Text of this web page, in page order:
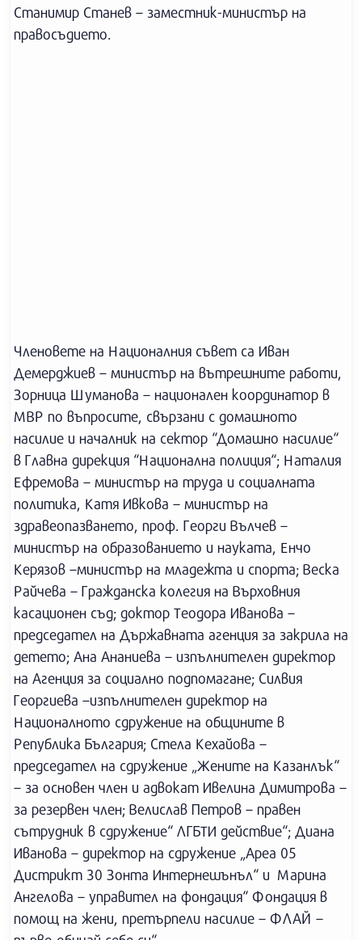
Станимир Станев – заместник-министър на
правосъдието.
Членовете на Националния съвет са Иван
Демерджиев – министър на вътрешните работи,
Зорница Шуманова – национален координатор в
МВР по въпросите, свързани с домашното
насилие и началник на сектор “Домашно насилие“
в Главна дирекция “Национална полиция“; Наталия
Ефремова – министър на труда и социалната
политика, Катя Ивкова – министър на
здравеопазването, проф. Георги Вълчев –
министър на образованието и науката, Енчо
Керязов –министър на младежта и спорта; Веска
Райчева – Гражданска колегия на Върховния
касационен съд; доктор Теодора Иванова –
председател на Държавната агенция за закрила на
детето; Ана Ананиева – изпълнителен директор
на Агенция за социално подпомагане; Силвия
Георгиева –изпълнителен директор на
Националното сдружение на общините в
Република България; Стела Кехайова –
председател на сдружение „Жените на Казанлък“
– за основен член и адвокат Ивелина Димитрова –
за резервен член; Велислав Петров – правен
сътрудник в сдружение“ ЛГБТИ действие“; Диана
Иванова – директор на сдружение „Ареа 05
Дистрикт 30 Зонта Интернешънъл“ и Марина
Ангелова – управител на фондация“ Фондация в
помощ на жени, претърпели насилие – ФЛАЙ –